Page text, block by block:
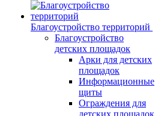
Благоустройство территорий
Благоустройство
детских площадок
Арки для детских
площадок
Информационные
щиты
Ограждения для
детских площадок